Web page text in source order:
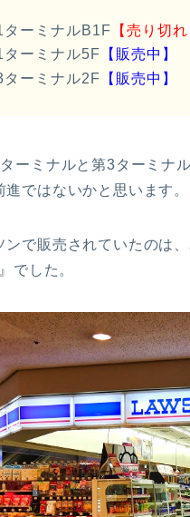
ターミナルB1F 【売り切れ
ターミナル5F 【販売中】
ターミナル2F 【販売中】
ーミナルと第3ターミナ
ではないかと思います。
ンで販売されていたのは
でした。